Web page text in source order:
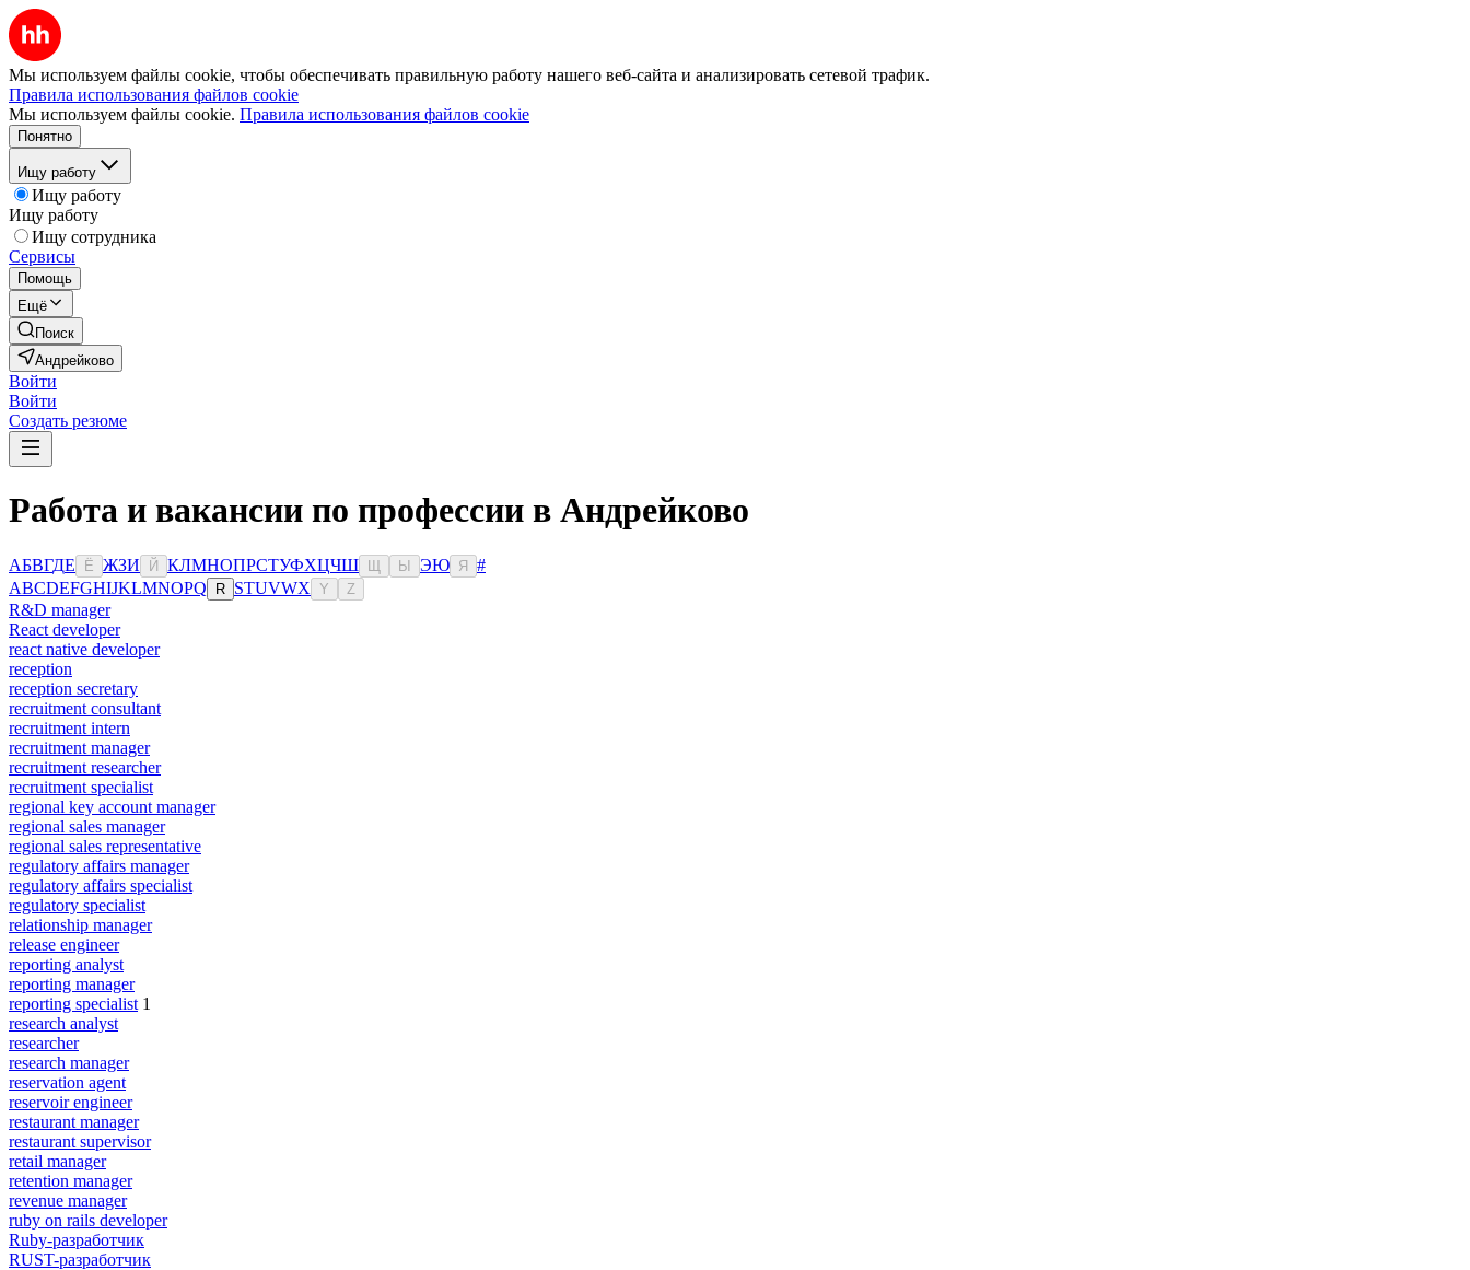
Мы используем файлы cookie, чтобы обеспечивать правильную работу нашего веб-сайта и анализировать сетевой трафик.
Правила использования файлов cookie
Мы используем файлы cookie. Правила использования файлов cookie
Понятно
Ищу работу
Ищу работу
Ищу работу
Ищу сотрудника
Сервисы
Помощь
Ещё
Поиск
Андрейково
Войти
Войти
Создать резюме
Работа и вакансии по профессии в Андрейково
АБВГДЕ Ё ЖЗИ Й КЛМНОПРСТУФХЦЧШ Ы ЭЮ Я
#
ABCDEFGHIJKLMNOPQ R STUVWX Y Z
R&D manager
React developer
react native developer
reception
reception secretary
recruitment consultant
recruitment intern
recruitment manager
recruitment researcher
recruitment specialist
regional key account manager
regional sales manager
regional sales representative
regulatory affairs manager
regulatory affairs specialist
regulatory specialist
relationship manager
release engineer
reporting analyst
reporting manager
reporting specialist 1
research analyst
researcher
research manager
reservation agent
reservoir engineer
restaurant manager
restaurant supervisor
retail manager
retention manager
revenue manager
ruby on rails developer
Ruby-разработчик
RUST-разработчик